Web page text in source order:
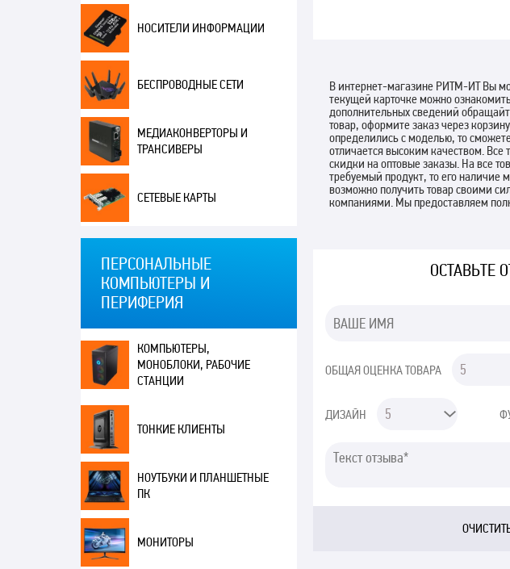
НОСИТЕЛИ ИНФОРМАЦИИ
БЕСПРОВОДНЫЕ СЕТИ
МЕДИАКОНВЕРТОРЫ И
ТРАНСИВЕРЫ
СЕТЕВЫЕ КАРТЫ
ПЕРСОНАЛЬНЫЕ
КОМПЬЮТЕРЫ И
ПЕРИФЕРИЯ
КОМПЬЮТЕРЫ,
МОНОБЛОКИ, РАБОЧИЕ
СТАНЦИИ
ТОНКИЕ КЛИЕНТЫ
НОУТБУКИ И ПЛАНШЕТНЫЕ
ПК
МОНИТОРЫ
В интернет-магазине РИТМ-ИТ Вы
текущей карточке можно
дополнительных сведений
товар, оформите заказ через
определились с моделью, то
отличается высоким качеством.
скидки на оптовые заказы. На все
требуемый продукт, то его
возможно получить товар своими
компаниями. Мы предоставляем
ОСТАВЬТЕ
ОБЩАЯ ОЦЕНКА ТОВАРА
ДИЗАЙН